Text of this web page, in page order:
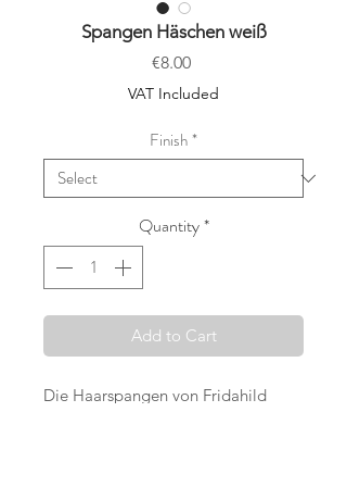
Spangen Häschen weiß
€8.00Price
VAT Included
Finish*
Quantity*
Add to Cart
Die Haarspangen von Fridahild